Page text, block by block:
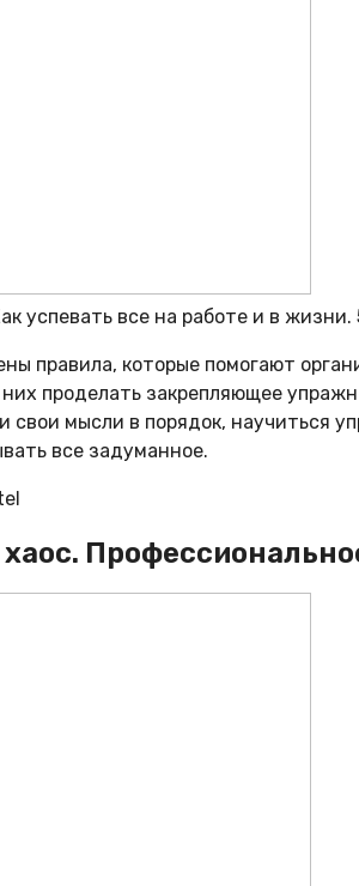
успевать все на работе и в
правила, которые помогают
проделать закрепляющее
свои мысли в порядок, научиться
все задуманное.